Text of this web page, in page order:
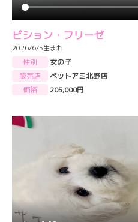
ビション・フリーゼ
2026/6/5生まれ
性別
女の子
販売店
ペットアミ北野店
価格
205,000円